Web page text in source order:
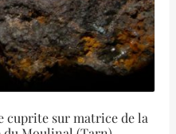
cuprite sur matrice de la